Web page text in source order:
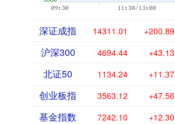
深证成指 14311.01 +200.89
沪深300 4694.44 +43.13
北证50 1134.24 +11.37
创业板指 3563.12 +47.56
基金指数 7242.10 +12.30